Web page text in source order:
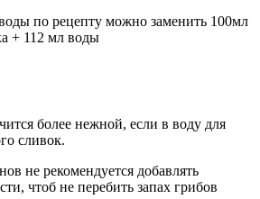
по рецепту можно заменить 100мл
+ 112 мл воды
более нежной, если в воду для
сливок.
не рекомендуется добавлять
чтоб не перебить запах грибов